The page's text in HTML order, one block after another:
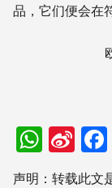
品，它们便会在
声明：转载此文